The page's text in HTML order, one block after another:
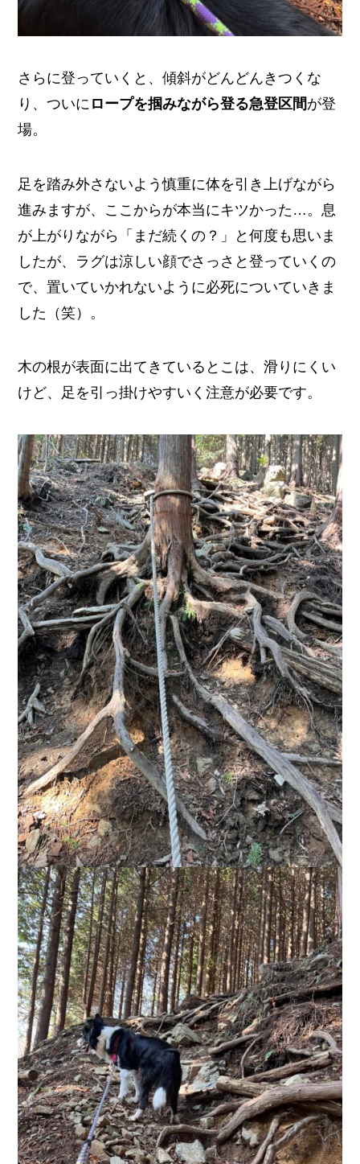
さらに登っていくと、傾斜がどんどんきつくな
り、ついに ロープを掴みながら登る急登区間が登
場。
足を踏み外さないよう慎重に体を引き上げながら
進みますが、ここからが本当にキツかった…。息
が上がりながら「まだ続くの？」と何度も思いま
したが、ラグは涼しい顔でさっさと登っていくの
で、置いていかれないように必死についていきま
した（笑）。
木の根が表面に出てきているとこは、滑りにくい
けど、足を引っ掛けやすいく注意が必要です。